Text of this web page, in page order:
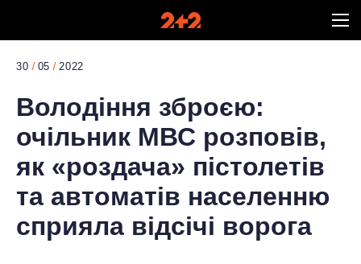
30 05 2022
Володіння зброєю:
очільник МВС розповів,
як «роздача» пістолетів
та автоматів населенню
сприяла відсічі ворога